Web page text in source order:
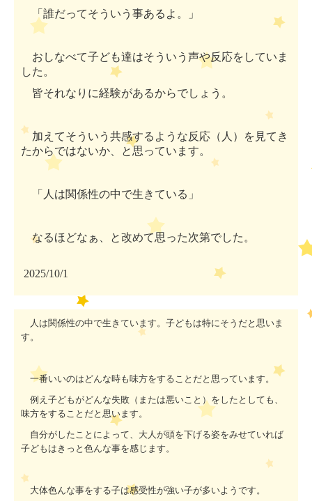
「誰だってそういう事あるよ。」
おしなべて子ども達はそういう声や反応をしていま
した。
皆それなりに経験があるからでしょう。
加えてそういう共感するような反応（人）を見てき
たからではないか、と思っています。
「人は関係性の中で生きている」
なるほどなぁ、と改めて思った次第でした。
2025/10/1
人は関係性の中で生きています。子どもは特にそうだと思いま
す。
一番いいのはどんな時も味方をすることだと思っています。
例え子どもがどんな失敗（または悪いこと）をしたとしても、
味方をすることだと思います。
自分がしたことによって、大人が頭を下げる姿をみせていれば
子どもはきっと色んな事を感じます。
大体色んな事をする子は感受性が強い子が多いようです。